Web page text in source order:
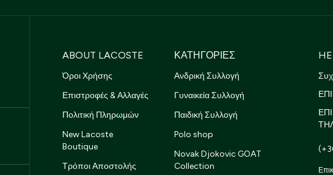
ABOUT LACOSTE
Όροι Χρήσης
Επιστροφές & Αλλαγές
Πολιτική Πληρωμών
New Lacoste
Boutique
Τρόποι Αποστολής
ΚΑΤΗΓΟΡΙΕΣ
Ανδρική Συλλογή
Γυναικεία Συλλογή
Παιδική Συλλογή
Polo shop
Novak Djokovic GOAT
Collection